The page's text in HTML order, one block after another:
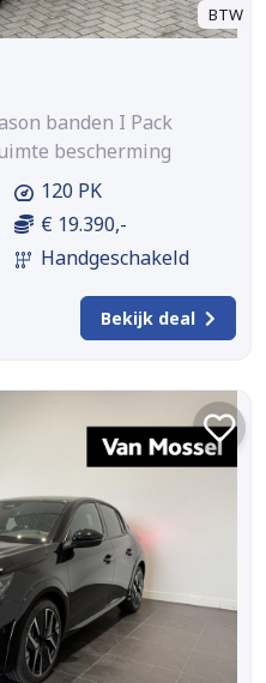
BTW
banden I Pack
bescherming
120 PK
€ 19.390,-
Handgeschakeld
Bekijk deal